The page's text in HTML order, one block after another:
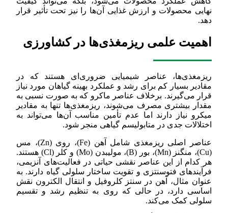
نهایی محصولات و ارزش غذایی آن‌ها را نیز تحت تأثیر قرار
دهد.
اهمیت علمی ریزمغذی‌ها در کشاورزی
ریزمغذی‌ها، عناصر شیمیایی ضروری‌ای هستند که در
مقادیر بسیار کم برای رشد و عملکرد بهینه گیاهان مورد نیاز
قرار می‌گیرند. برخلاف عناصر ماکرو که به صورت نسبی به
مقدار بیشتری مصرف می‌شوند، ریزمغذی‌ها تنها به مقادیر
میکرو نیاز دارند اما عدم تأمین مناسب آن‌ها می‌تواند به
اختلالات جدی در متابولیسم گیاهی منجر شود.
عناصر اصلی ریزمغذی شامل آهن (Fe)، روی (Zn)، مس
(Cu)، منگنز (Mn)، بور (B)، مولیبدن (Mo) و کلر (Cl) هستند.
هر کدام از این عناصر نقشی حیاتی در فعالیت‌های آنزیمی،
فرآیندهای فتوسنتزی و تقویت ساختار سلولی گیاه دارند. به
عنوان مثال، آهن در سنتز کلروفیل و انتقال الکترون نقش
اساسی دارد، در حالی که روی به تنظیم رشد و تقسیم
سلولی کمک می‌کند.